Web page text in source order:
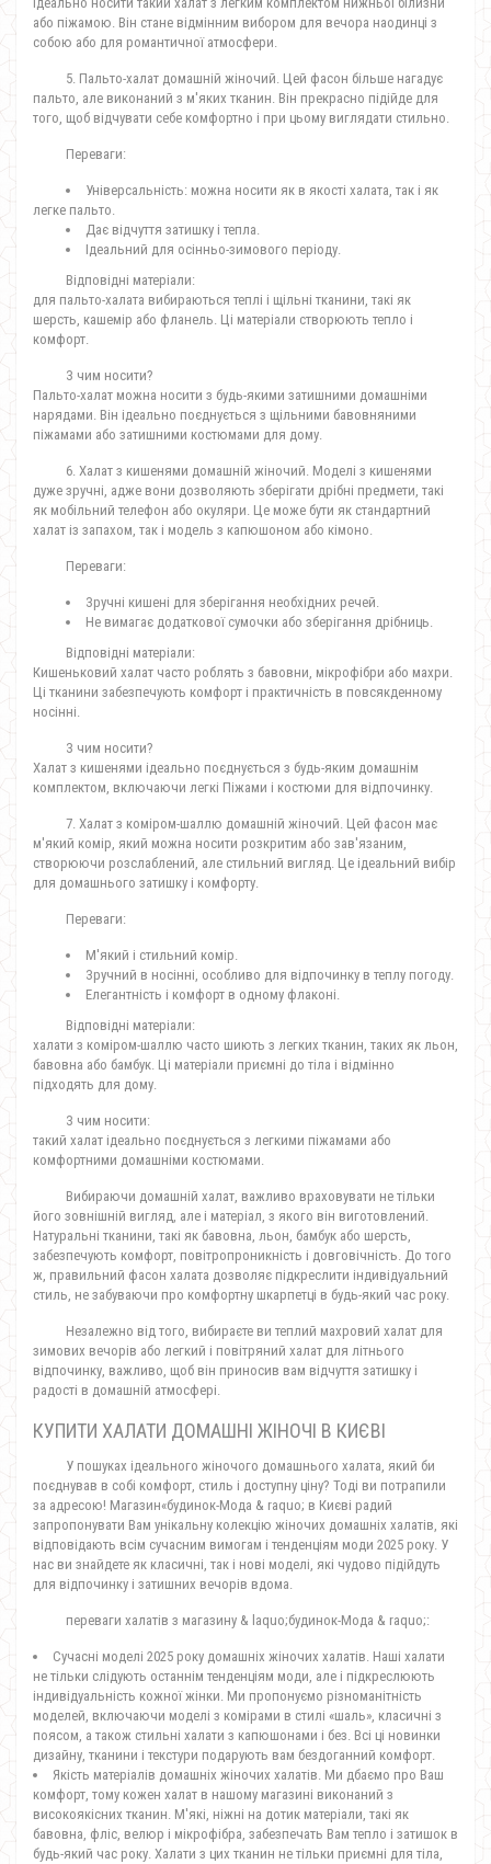
або піжамою. Він стане відмінним вибором для вечора наодинці з
собою або для романтичної атмосфери.
5. Пальто-халат домашній жіночий. Цей фасон більше нагадує
пальто, але виконаний з м'яких тканин. Він прекрасно підійде для
того, щоб відчувати себе комфортно і при цьому виглядати стильно.
Переваги:
Універсальність: можна носити як в якості халата, так і як
легке пальто.
Дає відчуття затишку і тепла.
Ідеальний для осінньо-зимового періоду.
Відповідні матеріали:
для пальто-халата вибираються теплі і щільні тканини, такі як
шерсть, кашемір або фланель. Ці матеріали створюють тепло і
комфорт.
З чим носити?
Пальто-халат можна носити з будь-якими затишними домашніми
нарядами. Він ідеально поєднується з щільними бавовняними
піжамами або затишними костюмами для дому.
6. Халат з кишенями домашній жіночий. Моделі з кишенями
дуже зручні, адже вони дозволяють зберігати дрібні предмети, такі
як мобільний телефон або окуляри. Це може бути як стандартний
халат із запахом, так і модель з капюшоном або кімоно.
Переваги:
Зручні кишені для зберігання необхідних речей.
Не вимагає додаткової сумочки або зберігання дрібниць.
Відповідні матеріали:
Кишеньковий халат часто роблять з бавовни, мікрофібри або махри.
Ці тканини забезпечують комфорт і практичність в повсякденному
носінні.
З чим носити?
Халат з кишенями ідеально поєднується з будь-яким домашнім
комплектом, включаючи легкі Піжами і костюми для відпочинку.
7. Халат з коміром-шаллю домашній жіночий. Цей фасон має
м'який комір, який можна носити розкритим або зав'язаним,
створюючи розслаблений, але стильний вигляд. Це ідеальний вибір
для домашнього затишку і комфорту.
Переваги:
М'який і стильний комір.
Зручний в носінні, особливо для відпочинку в теплу погоду.
Елегантність і комфорт в одному флаконі.
Відповідні матеріали:
халати з коміром-шаллю часто шиють з легких тканин, таких як льон,
бавовна або бамбук. Ці матеріали приємні до тіла і відмінно
підходять для дому.
З чим носити:
такий халат ідеально поєднується з легкими піжамами або
комфортними домашніми костюмами.
Вибираючи домашній халат, важливо враховувати не тільки
його зовнішній вигляд, але і матеріал, з якого він виготовлений.
Натуральні тканини, такі як бавовна, льон, бамбук або шерсть,
забезпечують комфорт, повітропроникність і довговічність. До того
ж, правильний фасон халата дозволяє підкреслити індивідуальний
стиль, не забуваючи про комфортну шкарпетці в будь-який час року.
Незалежно від того, вибираєте ви теплий махровий халат для
зимових вечорів або легкий і повітряний халат для літнього
відпочинку, важливо, щоб він приносив вам відчуття затишку і
радості в домашній атмосфері.
КУПИТИ ХАЛАТИ ДОМАШНІ ЖІНОЧІ В КИЄВІ
У пошуках ідеального жіночого домашнього халата, який би
поєднував в собі комфорт, стиль і доступну ціну? Тоді ви потрапили
за адресою! Магазин«будинок-Мода & raquo; в Києві радий
запропонувати Вам унікальну колекцію жіночих домашніх халатів, які
відповідають всім сучасним вимогам і тенденціям моди 2025 року. У
нас ви знайдете як класичні, так і нові моделі, які чудово підійдуть
для відпочинку і затишних вечорів вдома.
переваги халатів з магазину & laquo;будинок-Мода & raquo;:
Сучасні моделі 2025 року домашніх жіночих халатів. Наші халати
не тільки слідують останнім тенденціям моди, але і підкреслюють
індивідуальність кожної жінки. Ми пропонуємо різноманітність
моделей, включаючи моделі з комірами в стилі «шаль», класичні з
поясом, а також стильні халати з капюшонами і без. Всі ці новинки
дизайну, тканини і текстури подарують вам бездоганний комфорт.
Якість матеріалів домашніх жіночих халатів. Ми дбаємо про Ваш
комфорт, тому кожен халат в нашому магазині виконаний з
високоякісних тканин. М'які, ніжні на дотик матеріали, такі як
бавовна, фліс, велюр і мікрофібра, забезпечать Вам тепло і затишок в
будь-який час року. Халати з цих тканин не тільки приємні для тіла,